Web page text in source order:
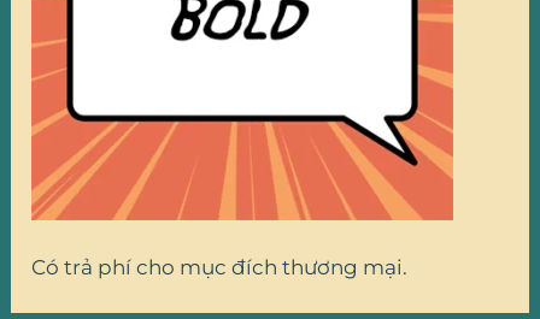
Có trả phí cho mục đích thương mại.